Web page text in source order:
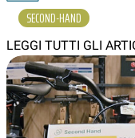
SECOND-HAND
LEGGI TUTTI GLI